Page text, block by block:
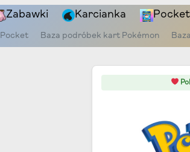
Zabawki Karcianka Pocket
Baza podróbek kart Pokémon